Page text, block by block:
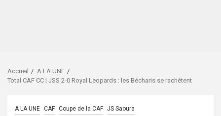
Accueil
A LA UNE
Total CAF CC | JSS 2-0 Royal Leopards : les Bécharis se rachètent
A LA UNE CAF Coupe de la CAF JS Saoura